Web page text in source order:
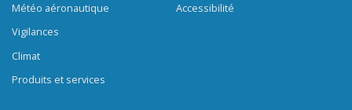
Météo aéronautique
Vigilances
Climat
Produits et services
Accessibilité